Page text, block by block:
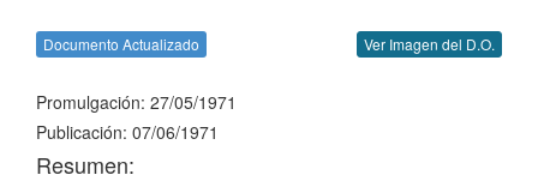
Documento Actualizado Ver Imagen del D.O.
Promulgación: 27/05/1971
Publicación: 07/06/1971
Resumen: